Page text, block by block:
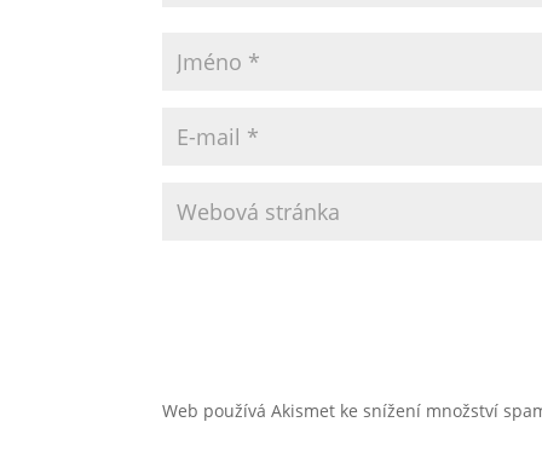
Web používá Akismet ke snížení množství